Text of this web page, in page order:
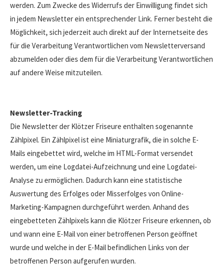
werden. Zum Zwecke des Widerrufs der Einwilligung findet sich
in jedem Newsletter ein entsprechender Link. Ferner besteht die
Möglichkeit, sich jederzeit auch direkt auf der Internetseite des
für die Verarbeitung Verantwortlichen vom Newsletterversand
abzumelden oder dies dem für die Verarbeitung Verantwortlichen
auf andere Weise mitzuteilen.
Newsletter-Tracking
Die Newsletter der Klötzer Friseure enthalten sogenannte
Zählpixel. Ein Zählpixel ist eine Miniaturgrafik, die in solche E-
Mails eingebettet wird, welche im HTML-Format versendet
werden, um eine Logdatei-Aufzeichnung und eine Logdatei-
Analyse zu ermöglichen. Dadurch kann eine statistische
Auswertung des Erfolges oder Misserfolges von Online-
Marketing-Kampagnen durchgeführt werden. Anhand des
eingebetteten Zählpixels kann die Klötzer Friseure erkennen, ob
und wann eine E-Mail von einer betroffenen Person geöffnet
wurde und welche in der E-Mail befindlichen Links von der
betroffenen Person aufgerufen wurden.